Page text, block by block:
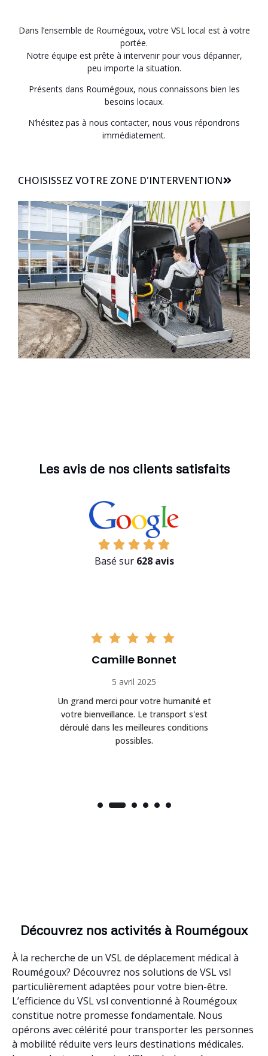
Dans l’ensemble de Roumégoux, votre VSL local est à votre
portée.
Notre équipe est prête à intervenir pour vous dépanner,
peu importe la situation.
Présents dans Roumégoux, nous connaissons bien les
besoins locaux.
N’hésitez pas à nous contacter, nous vous répondrons
immédiatement.
CHOISISSEZ VOTRE ZONE D'INTERVENTION
Les avis de nos clients satisfaits
Basé sur 628 avis
Camille Bonnet
5 avril 2025
Un grand merci pour votre humanité et
votre bienveillance. Le transport s'est
déroulé dans les meilleures conditions
possibles.
Découvrez nos activités à Roumégoux
À la recherche de un VSL de déplacement médical à
Roumégoux? Découvrez nos solutions de VSL vsl
particulièrement adaptées pour votre bien-être.
L’efficience du VSL vsl conventionné à Roumégoux
constitue notre promesse fondamentale. Nous
opérons avec célérité pour transporter les personnes
à mobilité réduite vers leurs destinations médicales.